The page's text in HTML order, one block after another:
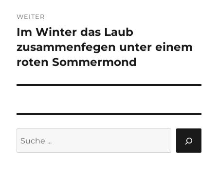
WEITER
Nächster
Beitrag:
Im Winter das Laub
zusammenfegen unter einem
roten Sommermond